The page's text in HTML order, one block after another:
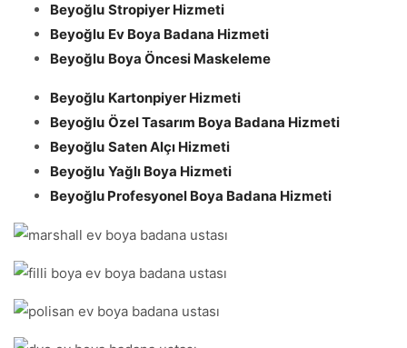
Beyoğlu Stropiyer Hizmeti
Beyoğlu Ev Boya Badana Hizmeti
Beyoğlu Boya Öncesi Maskeleme
Beyoğlu Kartonpiyer Hizmeti
Beyoğlu Özel Tasarım Boya Badana Hizmeti
Beyoğlu Saten Alçı Hizmeti
Beyoğlu Yağlı Boya Hizmeti
Beyoğlu Profesyonel Boya Badana Hizmeti